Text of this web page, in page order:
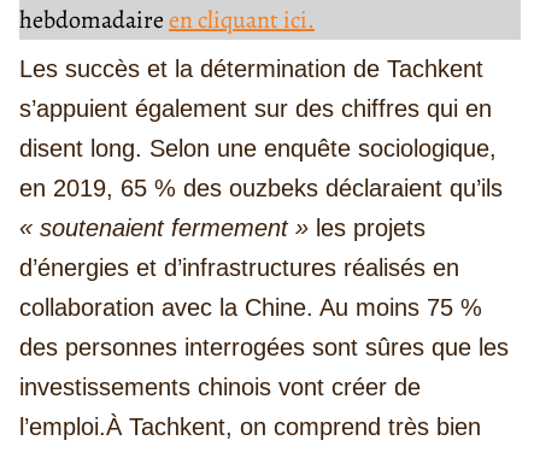
hebdomadaireen cliquant ici.
Les succès et la détermination de Tachkent
s’appuient également sur des chiffres qui en
disent long. Selon une enquête sociologique,
en 2019, 65 % des ouzbeks déclaraient qu’ils
« soutenaient fermement » les projets
d’énergies et d’infrastructures réalisés en
collaboration avec la Chine. Au moins 75 %
des personnes interrogées sont sûres que les
investissements chinois vont créer de
l’emploi.À Tachkent, on comprend très bien